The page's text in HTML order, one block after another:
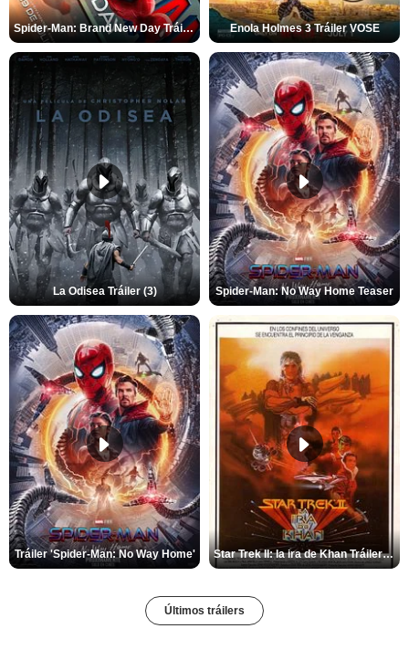
Spider-Man: Brand New Day Tráiler (3) Enola Holmes 3 Tráiler VOSE
La Odisea Tráiler (3) Spider-Man: No Way Home Teaser
Tráiler 'Spider-Man: No Way Home' Star Trek II: la ira de Khan Tráiler VO
Últimos tráilers